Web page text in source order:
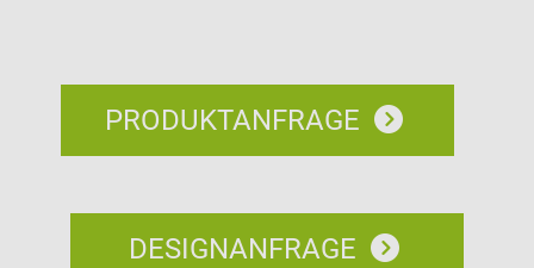
PRODUKTANFRAGE
DESIGNANFRAGE